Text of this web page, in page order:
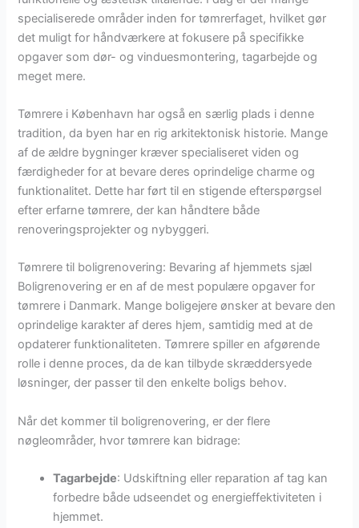
specialiserede områder inden for tømrerfaget, hvilket gør
det muligt for håndværkere at fokusere på specifikke
opgaver som dør- og vinduesmontering, tagarbejde og
meget mere.
Tømrere i København har også en særlig plads i denne
tradition, da byen har en rig arkitektonisk historie. Mange
af de ældre bygninger kræver specialiseret viden og
færdigheder for at bevare deres oprindelige charme og
funktionalitet. Dette har ført til en stigende efterspørgsel
efter erfarne tømrere, der kan håndtere både
renoveringsprojekter og nybyggeri.
Tømrere til boligrenovering: Bevaring af hjemmets sjæl
Boligrenovering er en af de mest populære opgaver for
tømrere i Danmark. Mange boligejere ønsker at bevare den
oprindelige karakter af deres hjem, samtidig med at de
opdaterer funktionaliteten. Tømrere spiller en afgørende
rolle i denne proces, da de kan tilbyde skræddersyede
løsninger, der passer til den enkelte boligs behov.
Når det kommer til boligrenovering, er der flere
nøgleområder, hvor tømrere kan bidrage:
Tagarbejde: Udskiftning eller reparation af tag kan
forbedre både udseendet og energieffektiviteten i
hjemmet.